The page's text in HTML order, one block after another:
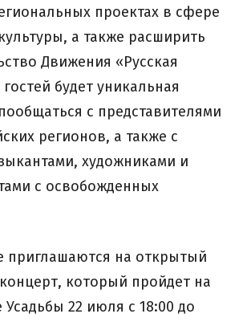
проектах в сфере
а также расширить
Движения «Русская
будет уникальная
с представителями
регионов, а также с
художниками и
с освобожденных
приглашаются на открытый
который пройдет на
Усадьбы 22 июля с 18:00 до